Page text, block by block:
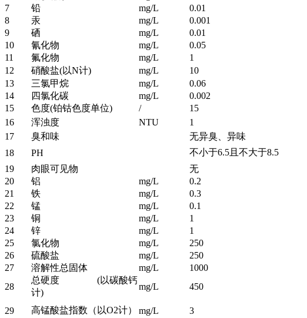
7
铅 mg/L 0.01
8
汞 mg/L 0.001
9
硒 mg/L 0.01
10
氰化物 mg/L 0.05
11
氟化物 mg/L 1
12
硝酸盐(以N计) mg/L 10
13
三氯甲烷 mg/L 0.06
14
四氯化碳 mg/L 0.002
15
色度(铂钴色度单位) / 15
16
浑浊度 NTU 1
17
臭和味 无异臭、异味
18
PH 不小于6.5且不大于8.5
19
肉眼可见物 无
20
铝 mg/L 0.2
21
铁 mg/L 0.3
22
锰 mg/L 0.1
23
铜 mg/L 1
24
锌 mg/L 1
25
氯化物 mg/L 250
26
硫酸盐 mg/L 250
27
溶解性总固体 mg/L 1000
28
总硬度 (以碳酸钙
计)
mg/L 450
29 高锰酸盐指数（以O2计） mg/L 3